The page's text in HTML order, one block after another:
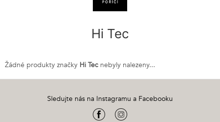
Hi Tec
Žádné produkty značky Hi Tec nebyly nalezeny...
Sledujte nás na Instagramu a Facebooku